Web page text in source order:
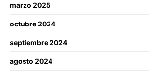
marzo 2025
octubre 2024
septiembre 2024
agosto 2024